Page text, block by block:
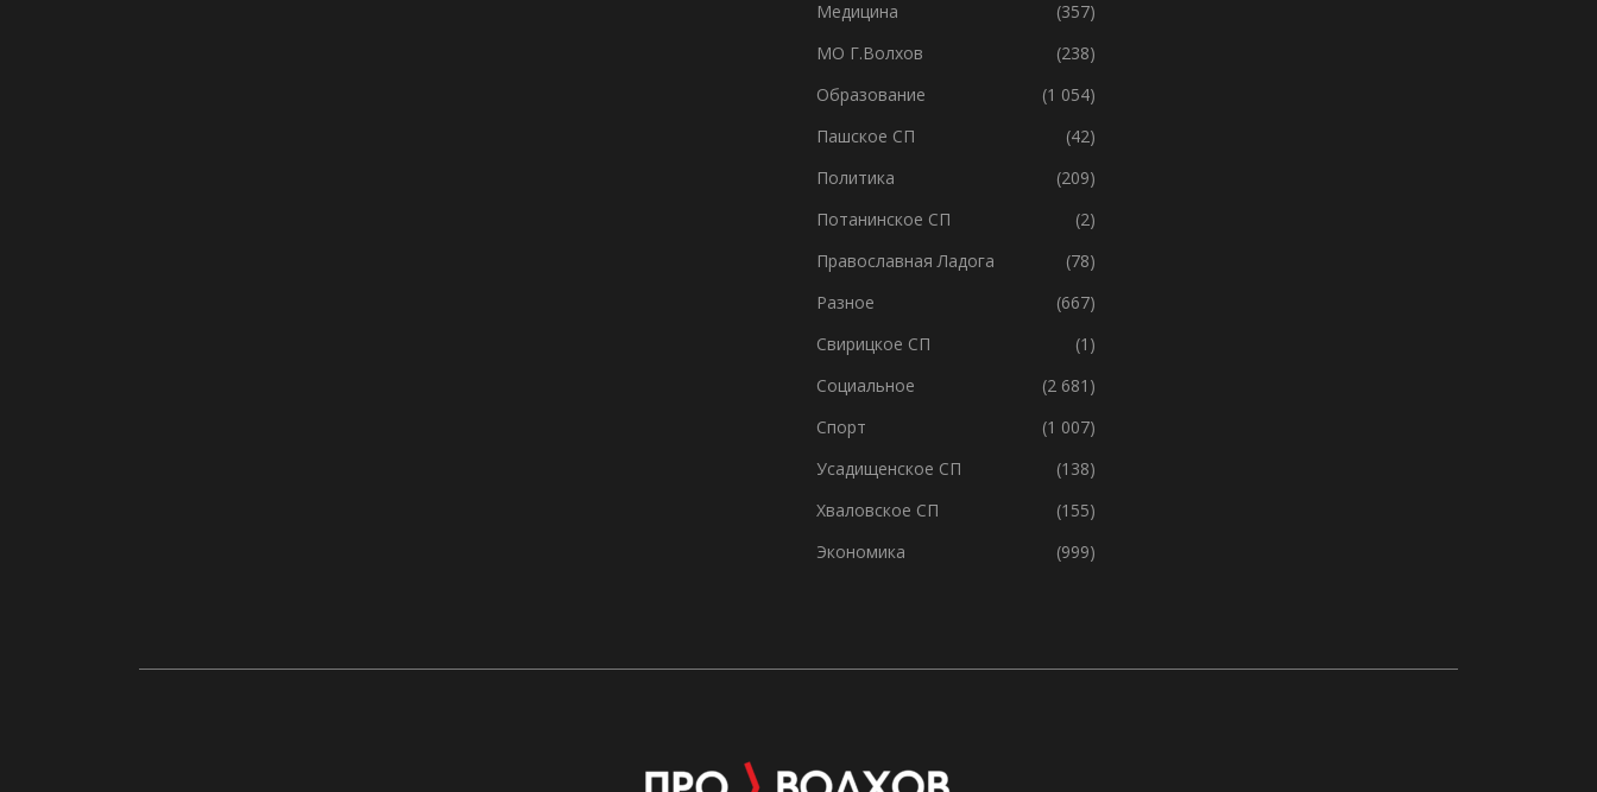
Медицина
(357)
МО Г.Волхов
(238)
Образование
(1 054)
Пашское СП
(42)
Политика
(209)
Потанинское СП
(2)
Православная Ладога
(78)
Разное
(667)
Свирицкое СП
(1)
Социальное
(2 681)
Спорт
(1 007)
Усадищенское СП
(138)
Хваловское СП
(155)
Экономика
(999)